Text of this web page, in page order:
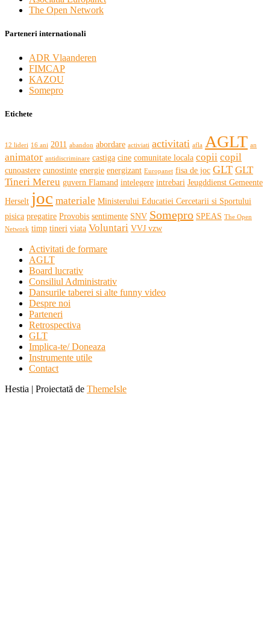
The Open Network
Parteneri internationali
ADR Vlaanderen
FIMCAP
KAZOU
Somepro
Etichete
12 lideri 16 ani 2011 abandon abordare activiati activitati afla AGLT an
animator antidiscriminare castiga cine comunitate locala copii copil
cunoastere cunostinte energie energizant Europanet fisa de joc GLT GLT
Tineri Mereu guvern Flamand intelegere intrebari Jeugddienst Gemeente
Herselt joc materiale Ministerului Educatiei Cercetarii si Sportului
pisica pregatire Provobis sentimente SNV Somepro SPEAS The Open
Network timp tineri viata Voluntari VVJ vzw
Activitati de formare
AGLT
Board lucrativ
Consiliul Administrativ
Dansurile taberei si alte funny video
Despre noi
Parteneri
Retrospectiva
GLT
Implica-te/ Doneaza
Instrumente utile
Contact
Hestia | Proiectată de ThemeIsle